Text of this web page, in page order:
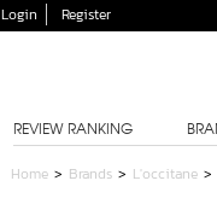
Login Register
REVIEW RANKING
Home > Brands > L'occitane >